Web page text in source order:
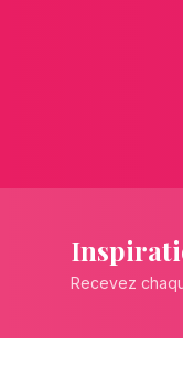
Recevez